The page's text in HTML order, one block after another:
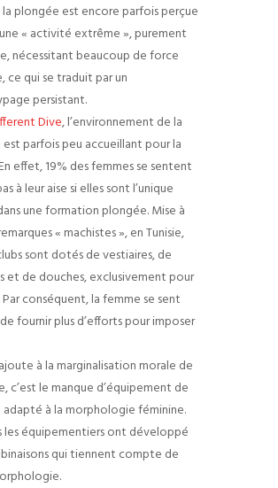
plongée est encore parfois perçue
« activité extrême », purement
nécessitant beaucoup de force
ce qui se traduit par un
persistant.
Dive, l’environnement de la
parfois peu accueillant pour la
effet, 19% des femmes se sentent
à leur aise si elles sont l’unique
une formation plongée. Mise à
« machistes », en Tunisie,
sont dotés de vestiaires, de
et de douches, exclusivement pour
conséquent, la femme se sent
fournir plus d’efforts pour imposer
à la marginalisation morale de
c’est le manque d’équipement de
à la morphologie féminine.
les équipementiers ont développé
qui tiennent compte de